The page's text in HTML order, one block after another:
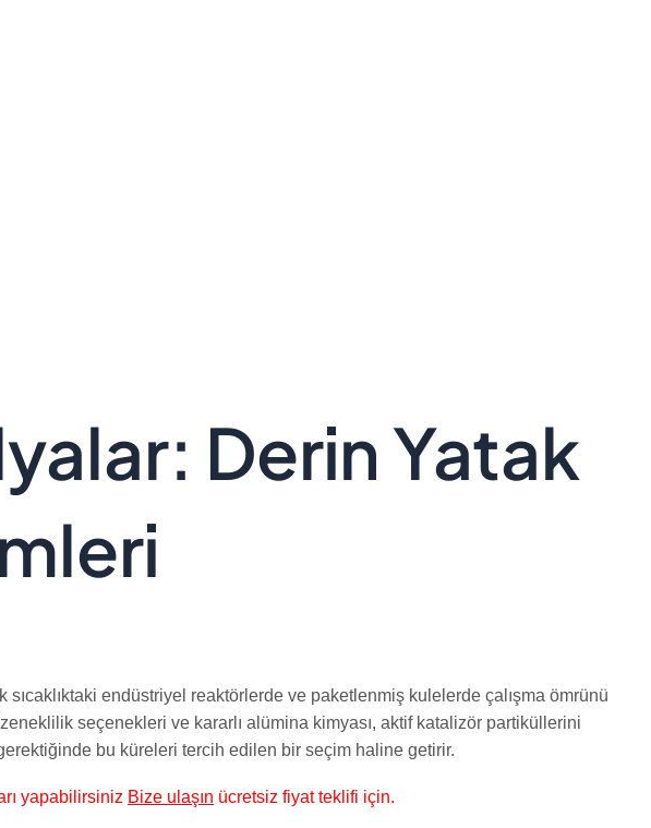
Derin Yatak
endüstriyel reaktörlerde ve paketlenmiş kulelerde çalışma ömrünü
seçenekleri ve kararlı alümina kimyası, aktif katalizör partiküllerini
bu küreleri tercih edilen bir seçim haline getirir.
yapabilirsiniz Bize ulaşın ücretsiz fiyat teklifi için.